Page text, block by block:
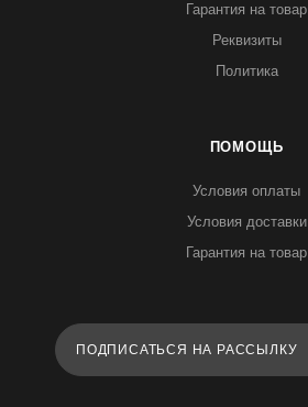
Гарантия на товар
Реквизиты
Политика
ПОМОЩЬ
Условия оплаты
Условия доставки
Гарантия на товар
ПОДПИСАТЬСЯ НА РАССЫЛКУ